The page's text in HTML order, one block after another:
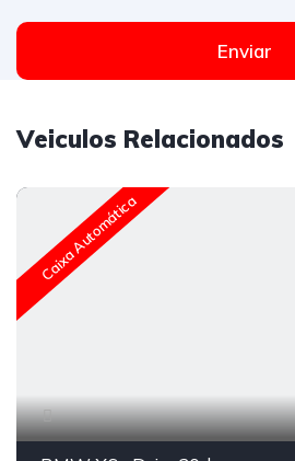
Enviar
Veiculos Relacionados
Caixa Automática